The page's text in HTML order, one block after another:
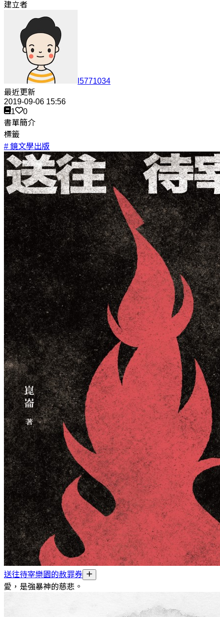
建立者
l5771034
最近更新
2019-09-06 15:56
1
0
書單簡介
標籤
# 鏡文學出版
送往待宰樂園的赦罪券
愛，是強暴神的慈悲。